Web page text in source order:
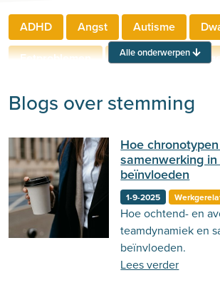
ADHD Angst Autisme
Eetproblemen
Relaties
Neuropsychologie
Verslaving
Persoonlijkheid
Sport Hechting
Behandeling
Actueel
Emoties
Alle onderwerpen
Blogs over stemming
Hoe
samenwerking
beïnvloeden
1-9-2025
Hoe ochtend- en
teamdynamiek en
beïnvloeden.
Lees verder